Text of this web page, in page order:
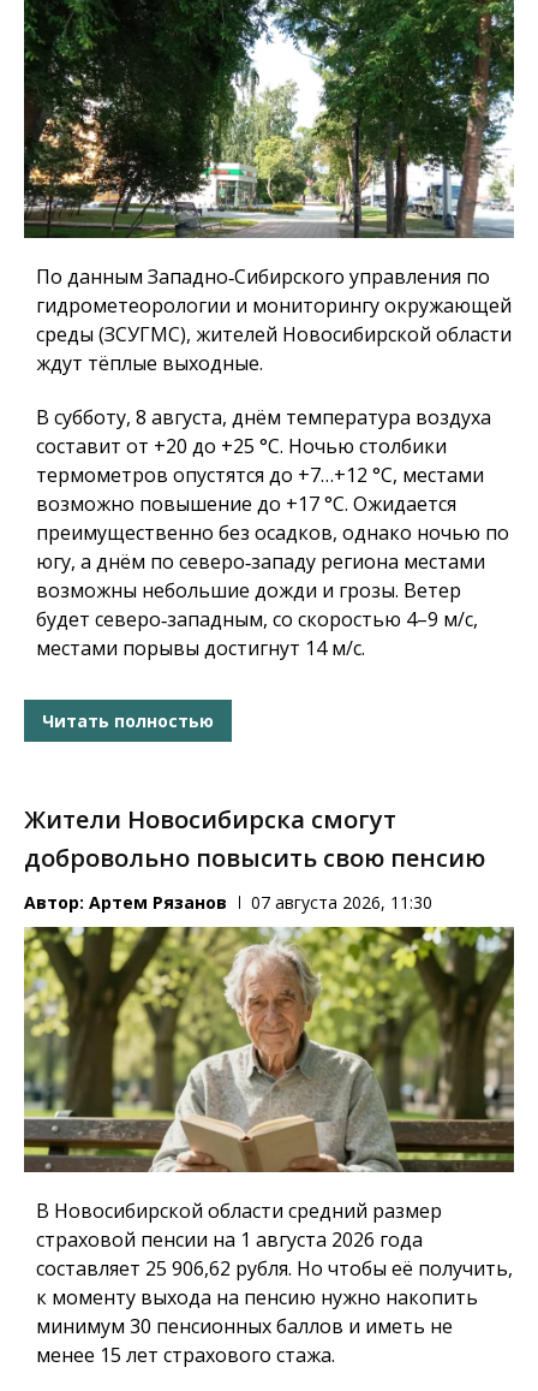
По данным Западно‑Сибирского управления по
гидрометеорологии и мониторингу окружающей
среды (ЗСУГМС), жителей Новосибирской области
ждут тёплые выходные.
В субботу, 8 августа, днём температура воздуха
составит от +20 до +25 °C. Ночью столбики
термометров опустятся до +7…+12 °C, местами
возможно повышение до +17 °C. Ожидается
преимущественно без осадков, однако ночью по
югу, а днём по северо‑западу региона местами
возможны небольшие дожди и грозы. Ветер
будет северо‑западным, со скоростью 4–9 м/с,
местами порывы достигнут 14 м/с.
Читать полностью
Жители Новосибирска смогут
добровольно повысить свою пенсию
Автор: Артем Рязанов 07 августа 2026, 11:30
В Новосибирской области средний размер
страховой пенсии на 1 августа 2026 года
составляет 25 906,62 рубля. Но чтобы её получить,
к моменту выхода на пенсию нужно накопить
минимум 30 пенсионных баллов и иметь не
менее 15 лет страхового стажа.